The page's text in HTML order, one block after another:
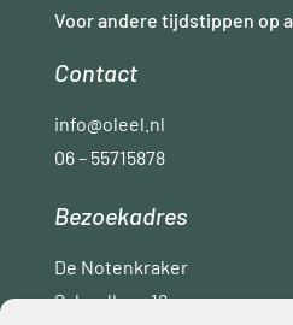
Voor andere tijdstippen op
Contact
info@oleel.nl
06 – 55715878
Bezoekadres
De Notenkraker
Schoollaan 16